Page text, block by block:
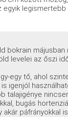
egyik
bokrain májusban
levelei az őszi
egy tő, ahol
igenjól
talajigénye
bugás
páfrányokkal is.